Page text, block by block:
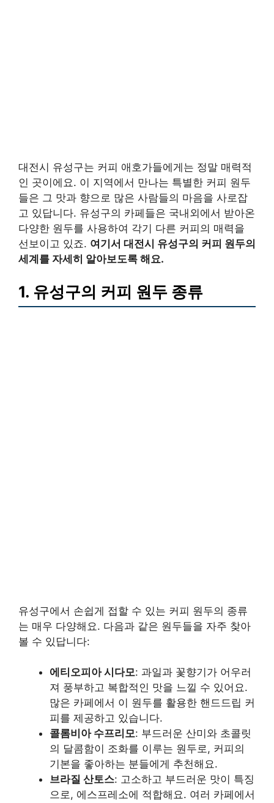
대전시 유성구는 커피 애호가들에게는 정말 매력적
인 곳이에요. 이 지역에서 만나는 특별한 커피 원두
들은 그 맛과 향으로 많은 사람들의 마음을 사로잡
고 있답니다. 유성구의 카페들은 국내외에서 받아온
다양한 원두를 사용하여 각기 다른 커피의 매력을
선보이고 있죠. 여기서 대전시 유성구의 커피 원두의
세계를 자세히 알아보도록 해요.
1. 유성구의 커피 원두 종류
유성구에서 손쉽게 접할 수 있는 커피 원두의 종류
는 매우 다양해요. 다음과 같은 원두들을 자주 찾아
볼 수 있답니다:
에티오피아 시다모: 과일과 꽃향기가 어우러
져 풍부하고 복합적인 맛을 느낄 수 있어요.
많은 카페에서 이 원두를 활용한 핸드드립 커
피를 제공하고 있습니다.
콜롬비아 수프리모: 부드러운 산미와 초콜릿
의 달콤함이 조화를 이루는 원두로, 커피의
기본을 좋아하는 분들에게 추천해요.
브라질 산토스: 고소하고 부드러운 맛이 특징
으로, 에스프레소에 적합해요. 여러 카페에서